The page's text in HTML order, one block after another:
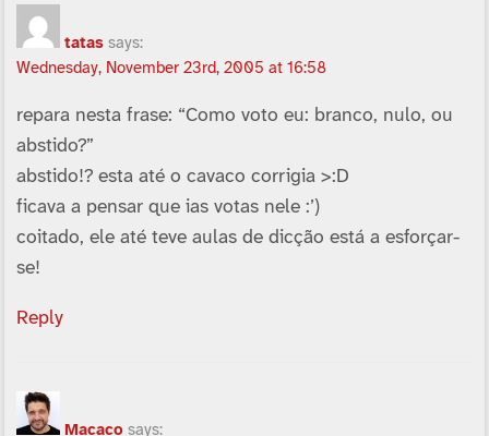
tatas says:
Wednesday, November 23rd, 2005 at 16:58
repara nesta frase: “Como voto eu: branco, nulo, ou
abstido?”
abstido!? esta até o cavaco corrigia >:D
ficava a pensar que ias votas nele :’)
coitado, ele até teve aulas de dicção está a esforçar-
se!
Reply
Macaco says: